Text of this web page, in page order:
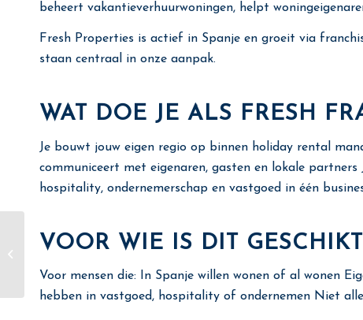
beheert vakantieverhuurwoningen, helpt
Fresh Properties is actief in Spanje en groeit via
staan centraal in onze aanpak.
WAT DOE JE ALS FRESH
Je bouwt jouw eigen regio op binnen holiday rental
communiceert met eigenaren, gasten en lokale
hospitality, ondernemerschap en vastgoed in één
VOOR WIE IS DIT
Voor mensen die: In Spanje willen wonen of al wonen
hebben in vastgoed, hospitality of ondernemen Niet
Accountmanager
Binnendienst @ Fore
locatie Alicante)